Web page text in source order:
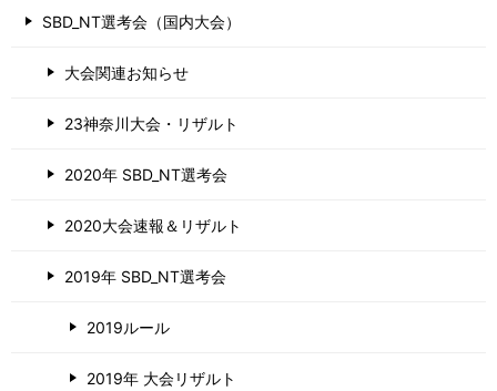
SBD_NT選考会（国内大会）
大会関連お知らせ
23神奈川大会・リザルト
2020年 SBD_NT選考会
2020大会速報＆リザルト
2019年 SBD_NT選考会
2019ルール
2019年 大会リザルト